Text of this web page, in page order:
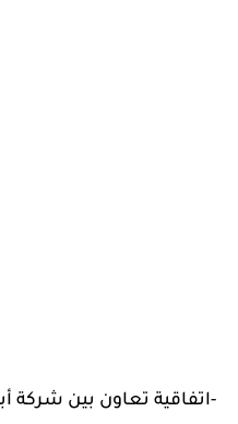
-اتفاقية تعاون بين شركة